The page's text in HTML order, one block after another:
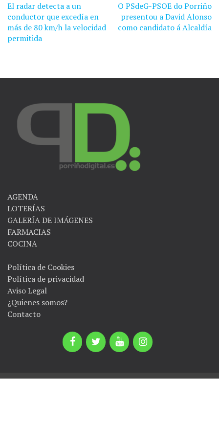
Navegación
de
entradas
El radar detecta a un
conductor que excedía en
más de 80 km/h la velocidad
permitida
O PSdeG-PSOE do Porriño
presentou a David Alonso
como candidato á Alcaldía
AGENDA
LOTERÍAS
GALERÍA DE IMÁGENES
FARMACIAS
COCINA
Política de Cookies
Política de privacidad
Aviso Legal
¿Quienes somos?
Contacto